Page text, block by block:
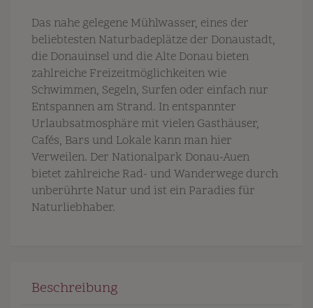
Das nahe gelegene Mühlwasser, eines der
beliebtesten Naturbadeplätze der Donaustadt,
die Donauinsel und die Alte Donau bieten
zahlreiche Freizeitmöglichkeiten wie
Schwimmen, Segeln, Surfen oder einfach nur
Entspannen am Strand. In entspannter
Urlaubsatmosphäre mit vielen Gasthäuser,
Cafés, Bars und Lokale kann man hier
Verweilen. Der Nationalpark Donau-Auen
bietet zahlreiche Rad- und Wanderwege durch
unberührte Natur und ist ein Paradies für
Naturliebhaber.
Beschreibung